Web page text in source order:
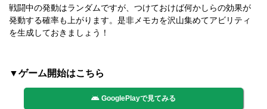
戦闘中の発動はランダムですが、つけておけば何かしらの効果が
発動する確率も上がります。是非メモカを沢山集めてアビリティ
を生成しておきましょう！
▼ゲーム開始はこちら
GooglePlayで見てみる